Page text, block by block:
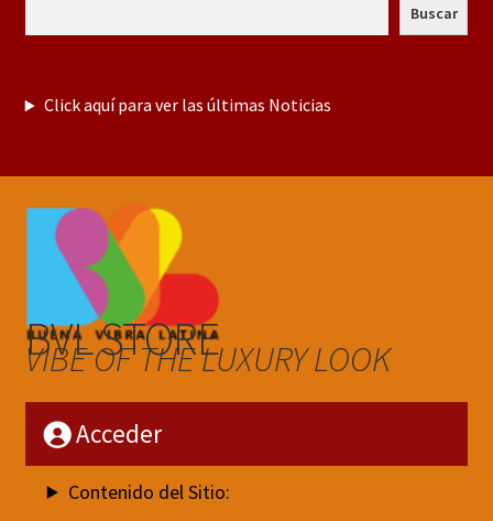
Buscar
Click aquí para ver las últimas Noticias
BVL STORE
VIBE OF THE LUXURY LOOK
Acceder
Contenido del Sitio: